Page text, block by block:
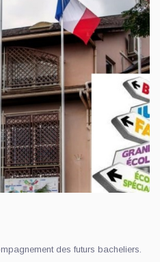
des futurs bacheliers.